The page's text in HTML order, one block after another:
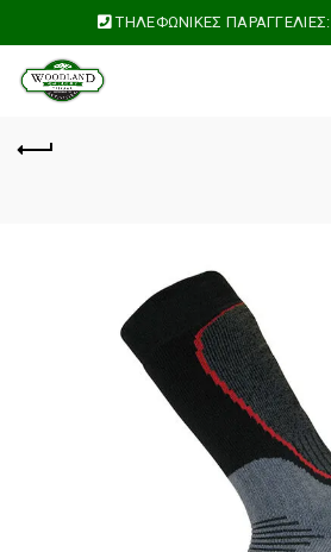
ΤΗΛΕΦΩΝΙΚΕΣ ΠΑΡΑΓΓΕΛΙΕΣ: